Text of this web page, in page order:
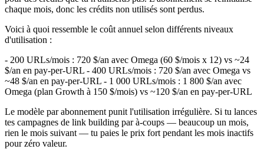
chaque mois, donc les crédits non utilisés sont perdus.
Voici à quoi ressemble le coût annuel selon différents niveaux
d'utilisation :
- 200 URLs/mois : 720 $/an avec Omega (60 $/mois x 12) vs ~24
$/an en pay-per-URL - 400 URLs/mois : 720 $/an avec Omega vs
~48 $/an en pay-per-URL - 1 000 URLs/mois : 1 800 $/an avec
Omega (plan Growth à 150 $/mois) vs ~120 $/an en pay-per-URL
Le modèle par abonnement punit l'utilisation irrégulière. Si tu lances
tes campagnes de link building par à-coups — beaucoup un mois,
rien le mois suivant — tu paies le prix fort pendant les mois inactifs
pour zéro valeur.